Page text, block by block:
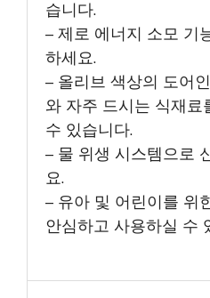
습니다.
– 제로 에너지 소모 기
하세요.
– 올리브 색상의 도어
와 자주 드시는 식재
수 있습니다.
– 물 위생 시스템으로
요.
– 유아 및 어린이를 위
안심하고 사용하실 수